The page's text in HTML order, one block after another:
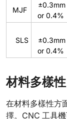
MJF
±0.3mm
or 0.4%
SLS
±0.3mm
or 0.4%
材料多樣性
在材料多樣性方
擇。CNC 工具